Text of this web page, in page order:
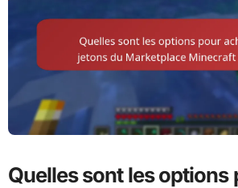
Quelles sont les options